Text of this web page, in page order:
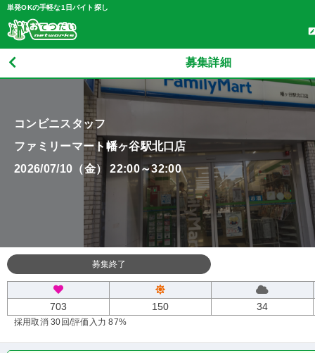
単発OKの手軽な1日バイト探し
募集詳細
コンビニスタッフ
ファミリーマート幡ヶ谷駅北口店
2026/07/10（金） 22:00～32:00
募集終了
703 150 34
採用取消 30回/評価入力 87%